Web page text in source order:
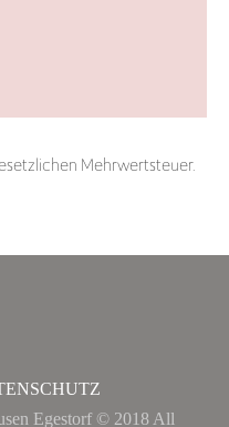
Mehrwertsteuer.
Egestorf © 2018 All